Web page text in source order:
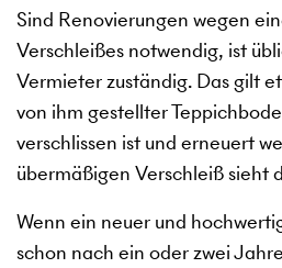
Sind Renovierungen wegen
Verschleißes notwendig, ist
Vermieter zuständig. Das gilt
von ihm gestellter
verschlissen ist und erneuert
übermäßigen Verschleiß sieht
Wenn ein neuer und
schon nach ein oder zwei